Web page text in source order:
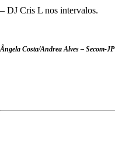
– DJ Cris L nos intervalos.
Ângela Costa/Andrea Alves – Secom-JP